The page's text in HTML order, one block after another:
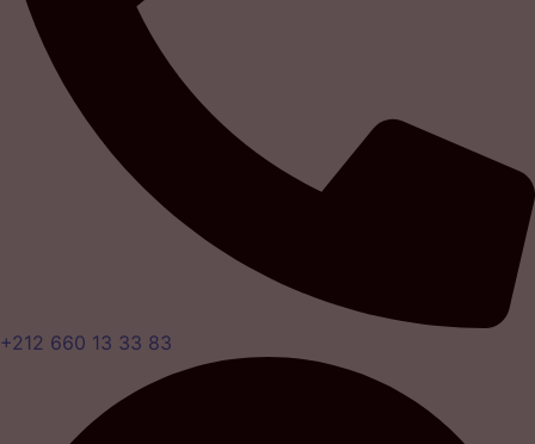
+212 660 13 33 83